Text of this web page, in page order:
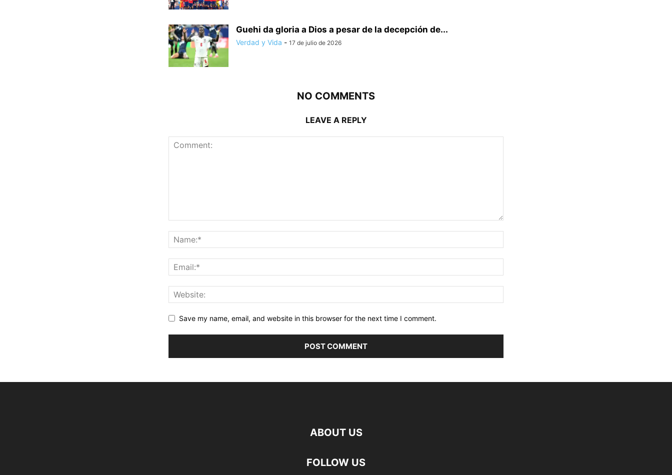
Guehi da gloria a Dios a pesar de la decepción de...
Verdad y Vida - 17 de julio de 2026
NO COMMENTS
LEAVE A REPLY
Save my name, email, and website in this browser for the next time I comment.
ABOUT US
FOLLOW US